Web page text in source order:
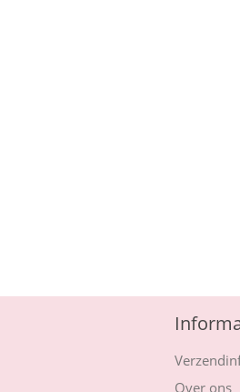
Over ons